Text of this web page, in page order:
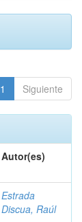
1 Siguiente
Autor(es)
Estrada
Discua, Raúl